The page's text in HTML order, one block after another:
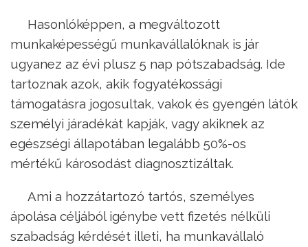
Hasonlóképpen, a megváltozott
munkaképességű munkavállalóknak is jár
ugyanez az évi plusz 5 nap pótszabadság. Ide
tartoznak azok, akik fogyatékossági
támogatásra jogosultak, vakok és gyengén látók
személyi járadékát kapják, vagy akiknek az
egészségi állapotában legalább 50%-os
mértékű károsodást diagnosztizáltak.
Ami a hozzátartozó tartós, személyes
ápolása céljából igénybe vett fizetés nélküli
szabadság kérdését illeti, ha munkavállaló